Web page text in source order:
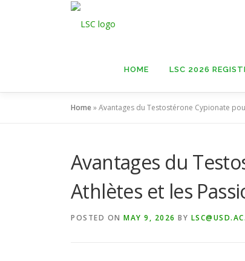
HOME LSC 2026
Home»Avantages du Testostérone Cypionate
Avantages du
Athlètes et les
POSTED ON MAY 9, 2026 BY